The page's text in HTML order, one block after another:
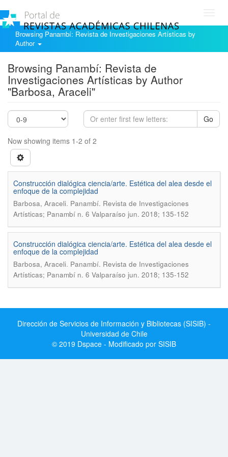
Browsing Panambí: Revista de Investigaciones Artísticas by
Author
Browsing Panambí: Revista de
Investigaciones Artísticas by Author
"Barbosa, Araceli"
Go
Now showing items 1-2 of 2
Construcción dialógica ciencia/arte. Estética del alea desde el
enfoque de la complejidad
Barbosa, Araceli. Panambí. Revista de Investigaciones
Artísticas; Panambí n. 6 Valparaíso jun. 2018; 135-152
Construcción dialógica ciencia/arte. Estética del alea desde el
enfoque de la complejidad
Barbosa, Araceli. Panambí. Revista de Investigaciones
Artísticas; Panambí n. 6 Valparaíso jun. 2018; 135-152
Dirección de Servicios de Información y Bibliotecas (SISIB) -
Universidad de Chile
© 2019 Dspace - Modificado por SISIB